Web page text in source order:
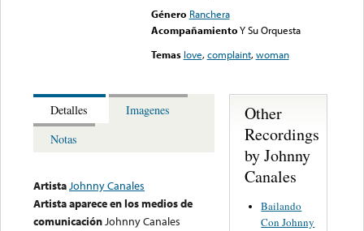
Género Ranchera
AcompañamientoY Su Orquesta
Temas love,complaint,woman
Detalles
Imagenes
Notas
ArtistaJohnny Canales
Artista aparece en los medios de
comunicaciónJohnny Canales
Other
Recordings
by Johnny
Canales
Bailando
Con Johnny